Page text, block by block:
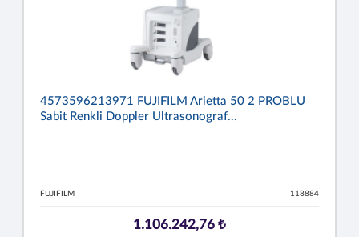
4573596213971 FUJIFILM Arietta 50 2 PROBLU
Sabit Renkli Doppler Ultrasonograf...
FUJIFILM 118884
1.106.242,76 ₺